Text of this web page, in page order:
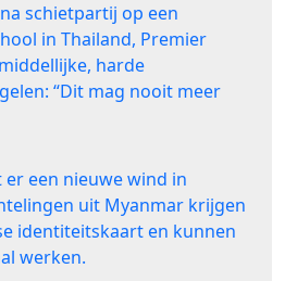
schietpartij op een
in Thailand, Premier
harde
“Dit mag nooit meer
er een nieuwe wind in
uit Myanmar krijgen
identiteitskaart en kunnen
werken.